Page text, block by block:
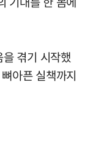
겪기 시작했
아픈 실책까지